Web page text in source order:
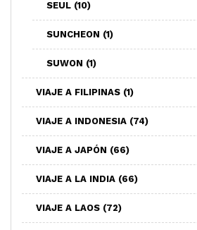
SEUL (10)
SUNCHEON (1)
SUWON (1)
VIAJE A FILIPINAS (1)
VIAJE A INDONESIA (74)
VIAJE A JAPÓN (66)
VIAJE A LA INDIA (66)
VIAJE A LAOS (72)